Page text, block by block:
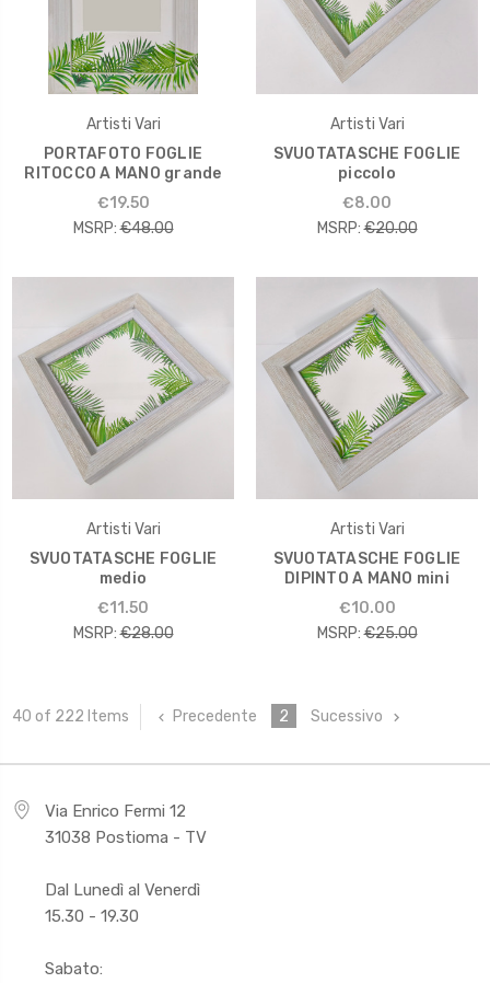
Artisti Vari
PORTAFOTO FOGLIE
RITOCCO A MANO grande
€19.50
MSRP: €48.00
Artisti Vari
SVUOTATASCHE FOGLIE
piccolo
€8.00
MSRP: €20.00
Artisti Vari
SVUOTATASCHE FOGLIE
medio
€11.50
MSRP: €28.00
Artisti Vari
SVUOTATASCHE FOGLIE
DIPINTO A MANO mini
€10.00
MSRP: €25.00
40 of 222 Items Precedente 2 Sucessivo
Via Enrico Fermi 12
31038 Postioma - TV
Dal Lunedì al Venerdì
15.30 - 19.30
Sabato: